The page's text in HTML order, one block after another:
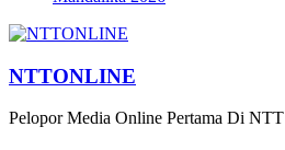
NTTONLINE
Pelopor Media Online Pertama Di NTT